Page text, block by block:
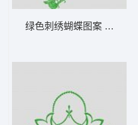
绿色刺绣蝴蝶图案 植物花型